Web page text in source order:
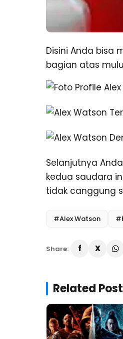
Disini Anda bisa
bagian atas
Selanjutnya
kedua saudara
tidak canggung
#Alex Watson
Share:
Related